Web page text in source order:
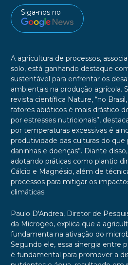
Siga-nos no
A agricultura de processos,
solo, está ganhando destaque
sustentável para enfrentar os
ambientais na produção agrícola.
revista científica Nature, “no
fatores abióticos é mais drástico
por estresses nutricionais”,
por temperaturas excessivas é
produtividade das culturas do que
daninhas e doenças”. Diante
adotando práticas como plantio
Cálcio e Magnésio, além de
processos para mitigar os
climáticas.
Paulo D'Andrea, Diretor de
da Microgeo, explica que a
fundamenta na ativação do
Segundo ele, essa sinergia entre
é fundamental para promover a